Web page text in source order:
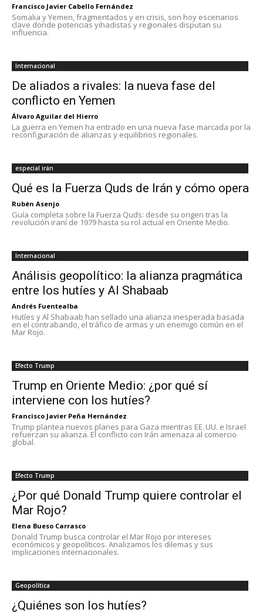
Francisco Javier Cabello Fernández
Somalia y Yemen, fragmentados y en crisis, son hoy escenarios
clave donde potencias yihadistas y regionales disputan su
influencia.
Internacional
De aliados a rivales: la nueva fase del
conflicto en Yemen
Álvaro Aguilar del Hierro
La guerra en Yemen ha entrado en una nueva fase marcada por la
reconfiguración de alianzas y equilibrios regionales.
especial irán
Qué es la Fuerza Quds de Irán y cómo opera
Rubén Asenjo
Guía completa sobre la Fuerza Quds: desde su origen tras la
revolución iraní de 1979 hasta su rol actual en Oriente Medio.
Internacional
Análisis geopolítico: la alianza pragmática
entre los hutíes y Al Shabaab
Andrés Fuentealba
Hutíes y Al Shabaab han sellado una alianza inesperada basada
en el contrabando, el tráfico de armas y un enemigo común en el
Mar Rojo.
Efecto Trump
Trump en Oriente Medio: ¿por qué sí
interviene con los hutíes?
Francisco Javier Peña Hernández
Trump plantea nuevos planes para Gaza mientras EE. UU. e Israel
refuerzan su alianza. El conflicto con Irán amenaza al comercio
global.
Efecto Trump
¿Por qué Donald Trump quiere controlar el
Mar Rojo?
Elena Bueso Carrasco
Donald Trump busca controlar el Mar Rojo por intereses
económicos y geopolíticos. Analizamos los dilemas y sus
implicaciones internacionales.
Geopolítica
¿Quiénes son los hutíes?